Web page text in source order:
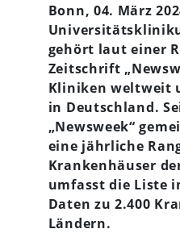
Bonn, 04. März
gehört laut einer
Zeitschrift
Kliniken weltweit
in Deutschland.
„Newsweek“
eine jährliche
Krankenhäuser
umfasst die Liste
Daten zu 2.400
Ländern.